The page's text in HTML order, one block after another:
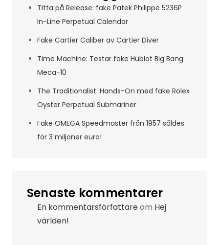
Titta på Release: fake Patek Philippe 5236P
In-Line Perpetual Calendar
Fake Cartier Caliber av Cartier Diver
Time Machine: Testar fake Hublot Big Bang
Meca-10
The Traditionalist: Hands-On med fake Rolex
Oyster Perpetual Submariner
Fake OMEGA Speedmaster från 1957 såldes
för 3 miljoner euro!
Senaste kommentarer
En kommentarsförfattareom Hej
världen!